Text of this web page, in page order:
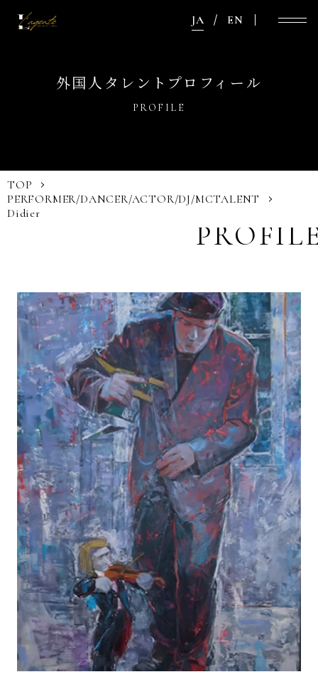
JA EN
外国人タレントプロフィール
PROFILE
TOP
PERFORMER/DANCER/ACTOR/DJ/MCTALENT
Didier